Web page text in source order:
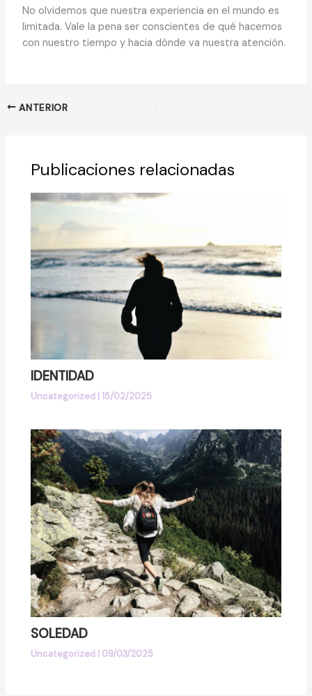
No olvidemos que nuestra experiencia en el mundo es
limitada. Vale la pena ser conscientes de qué hacemos
con nuestro tiempo y hacia dónde va nuestra atención.
ANTERIOR
Publicaciones relacionadas
IDENTIDAD
Uncategorized |15/02/2025
SOLEDAD
Uncategorized | 09/03/2025